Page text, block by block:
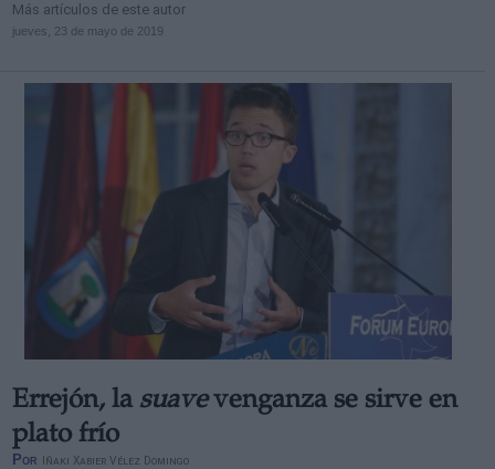
Más artículos de este autor
jueves, 23 de mayo de 2019
Errejón, lasuavevenganza se sirve en
plato frío
Por Iñaki Xabier Vélez Domingo